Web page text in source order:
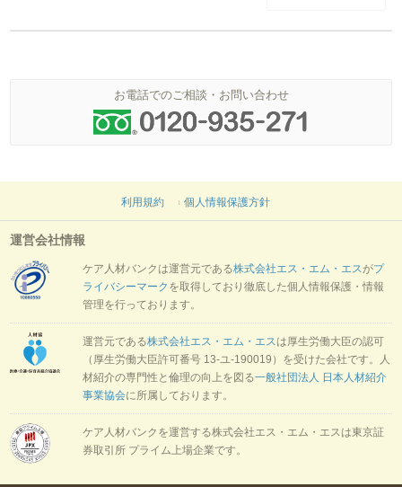
お電話でのご相談・お問い合わせ
利用規約 個人情報保護方針
運営会社情報
ケア人材バンクは運営元である株式会社エス・エム・エスがプ
ライバシーマーク を取得しており徹底した個人情報保護・情報
管理を行っております。
運営元である株式会社エス・エム・エス は厚生労働大臣の認可
（厚生労働大臣許可番号 13-ユ-190019）を受けた会社です。人
材紹介の専門性と倫理の向上を図る一般社団法人 日本人材紹介
事業協会に所属しております。
ケア人材バンクを運営する株式会社エス・エム・エスは東京証
券取引所 プライム上場企業です。